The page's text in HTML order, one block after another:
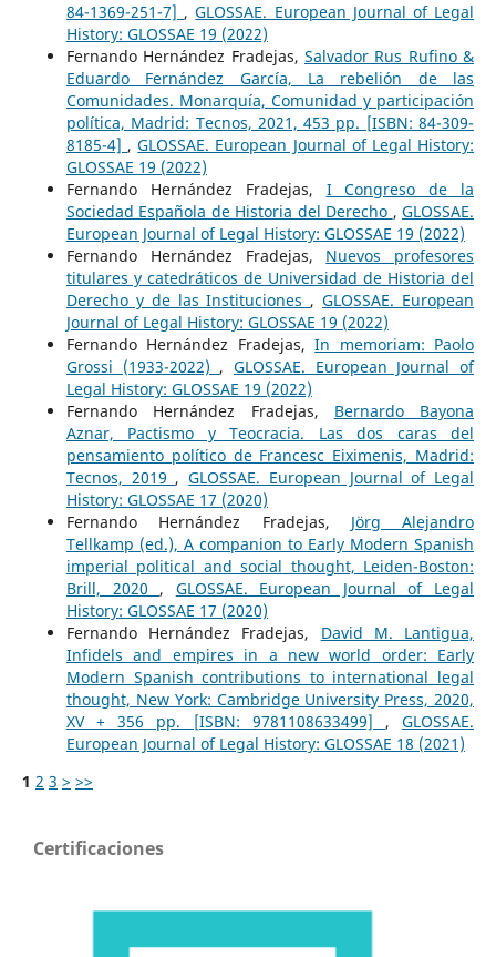
84-1369-251-7] ,GLOSSAE. European Journal of Legal
History: GLOSSAE 19 (2022)
Fernando Hernández Fradejas, Salvador Rus Rufino &
Eduardo Fernández García, La rebelión de las
Comunidades. Monarquía, Comunidad y participación
política, Madrid: Tecnos, 2021, 453 pp. [ISBN: 84-309-
8185-4] ,GLOSSAE. European Journal of Legal History:
GLOSSAE 19 (2022)
Fernando Hernández Fradejas, I Congreso de la
Sociedad Española de Historia del Derecho ,GLOSSAE.
European Journal of Legal History: GLOSSAE 19 (2022)
Fernando Hernández Fradejas, Nuevos profesores
titulares y catedráticos de Universidad de Historia del
Derecho y de las Instituciones ,GLOSSAE. European
Journal of Legal History: GLOSSAE 19 (2022)
Fernando Hernández Fradejas,In memoriam: Paolo
Grossi (1933-2022) ,GLOSSAE. European Journal of
Legal History: GLOSSAE 19 (2022)
Fernando Hernández Fradejas, Bernardo Bayona
Aznar, Pactismo y Teocracia. Las dos caras del
pensamiento político de Francesc Eiximenis, Madrid:
Tecnos, 2019 ,GLOSSAE. European Journal of Legal
History: GLOSSAE 17 (2020)
Fernando Hernández Fradejas, Jörg Alejandro
Tellkamp (ed.), A companion to Early Modern Spanish
imperial political and social thought, Leiden-Boston:
Brill, 2020 , GLOSSAE. European Journal of Legal
History: GLOSSAE 17 (2020)
Fernando Hernández Fradejas, David M. Lantigua,
Infidels and empires in a new world order: Early
Modern Spanish contributions to international legal
thought, New York: Cambridge University Press, 2020,
XV + 356 pp. [ISBN: 9781108633499] ,GLOSSAE.
European Journal of Legal History: GLOSSAE 18 (2021)
1 2 3 > >>
Certificaciones